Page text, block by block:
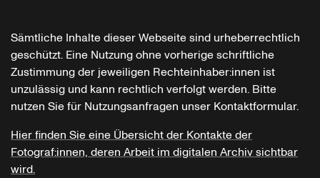
Sämtliche Inhalte dieser Webseite sind urheberrechtlich
geschützt. Eine Nutzung ohne vorherige schriftliche
Zustimmung der jeweiligen Rechteinhaber:innen ist
unzulässig und kann rechtlich verfolgt werden. Bitte
nutzen Sie für Nutzungsanfragen unser Kontaktformular.
Hier finden Sie eine Übersicht der Kontakte der
Fotograf:innen, deren Arbeit im digitalen Archiv sichtbar
wird.